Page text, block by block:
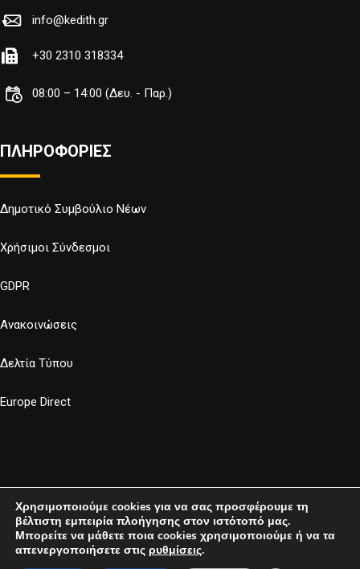
info@kedith.gr
+30 2310 318334
08:00 – 14:00 (Δευ. - Παρ.)
ΠΛΗΡΟΦΟΡΙΕΣ
Δημοτικό Συμβούλιο Νέων
Χρήσιμοι Σύνδεσμοι
GDPR
Ανακοινώσεις
Δελτία Τύπου
Europe Direct
Χρησιμοποιούμε cookies για να σας προσφέρουμε τη
βέλτιστη εμπειρία πλοήγησης στον ιστότοπό μας.
Μπορείτε να μάθετε ποια cookies χρησιμοποιούμε ή να τα
απενεργοποιήσετε στις ρυθμίσεις.